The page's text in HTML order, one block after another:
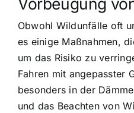
Obwohl Wildunfälle oft
es einige Maßnahmen,
um das Risiko zu
Fahren mit angepasster
besonders in der
und das Beachten von